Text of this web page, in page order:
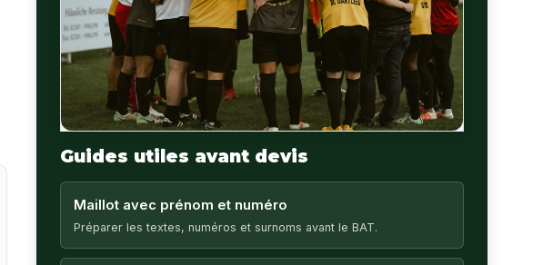
Guides utiles avant devis
Maillot avec prénom et numéro
Préparer les textes, numéros et surnoms avant le BAT.